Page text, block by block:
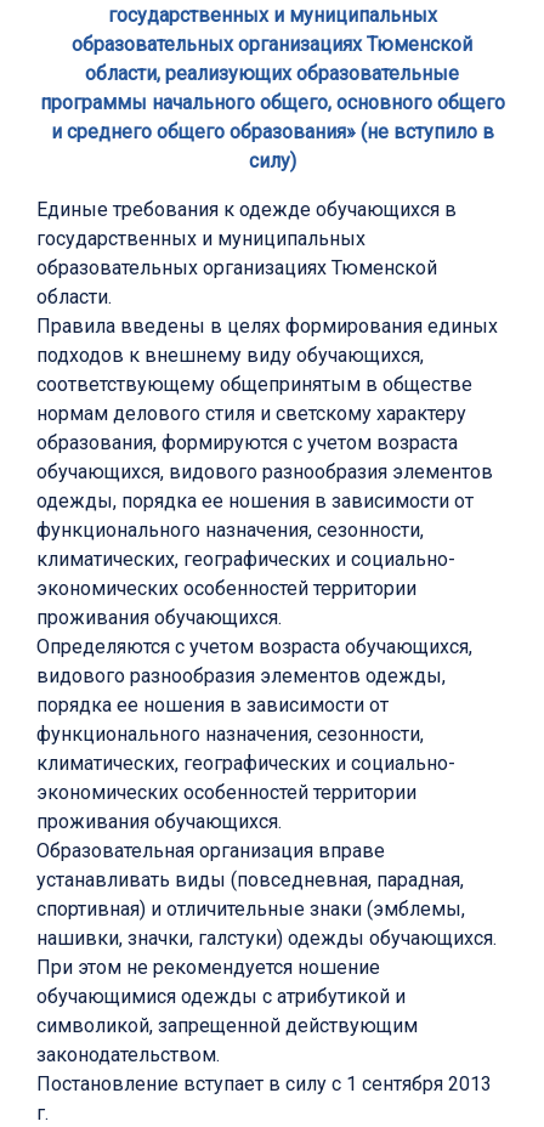
государственных и муниципальных
образовательных организациях Тюменской
области, реализующих образовательные
программы начального общего, основного общего
и среднего общего образования» (не вступило в
силу)
Единые требования к одежде обучающихся в
государственных и муниципальных
образовательных организациях Тюменской
области.
Правила введены в целях формирования единых
подходов к внешнему виду обучающихся,
соответствующему общепринятым в обществе
нормам делового стиля и светскому характеру
образования, формируются с учетом возраста
обучающихся, видового разнообразия элементов
одежды, порядка ее ношения в зависимости от
функционального назначения, сезонности,
климатических, географических и социально-
экономических особенностей территории
проживания обучающихся.
Определяются с учетом возраста обучающихся,
видового разнообразия элементов одежды,
порядка ее ношения в зависимости от
функционального назначения, сезонности,
климатических, географических и социально-
экономических особенностей территории
проживания обучающихся.
Образовательная организация вправе
устанавливать виды (повседневная, парадная,
спортивная) и отличительные знаки (эмблемы,
нашивки, значки, галстуки) одежды обучающихся.
При этом не рекомендуется ношение
обучающимися одежды с атрибутикой и
символикой, запрещенной действующим
законодательством.
Постановление вступает в силу с 1 сентября 2013
г.